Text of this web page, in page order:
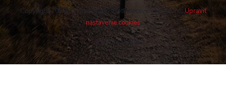
Vytvoril Shoptet
Copyright 2026 Cykloshop.sk. Všetky práva vyhradené.Upraviť
nastavenie cookies